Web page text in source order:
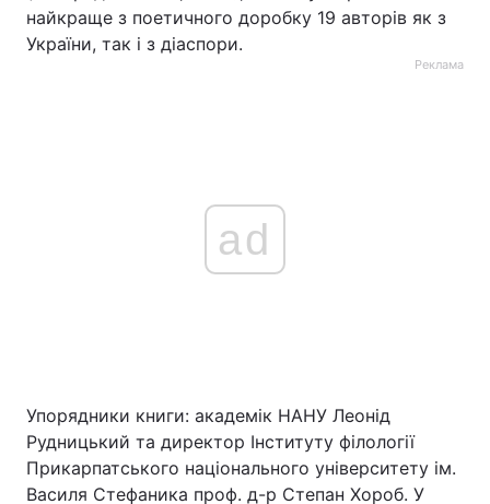
найкраще з поетичного доробку 19 авторів як з
України, так і з діаспори.
Реклама
ad
Упорядники книги: академік НАНУ Леонід
Рудницький та директор Інституту філології
Прикарпатського національного університету ім.
Василя Стефаника проф. д-р Степан Хороб. У